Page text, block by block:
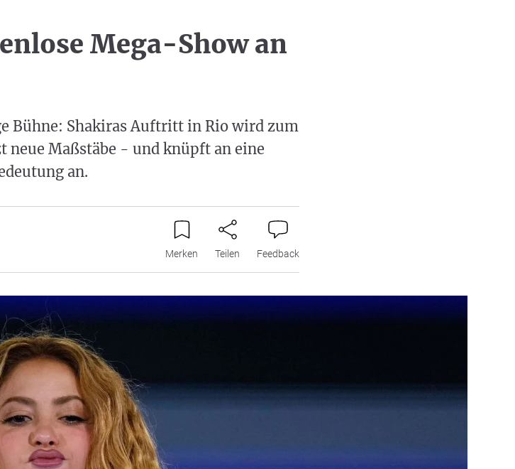
Mega-Show an
Bühne: Shakiras Auftritt in Rio wird zum
neue Maßstäbe - und knüpft an eine
an.
Merken Teilen Feedback